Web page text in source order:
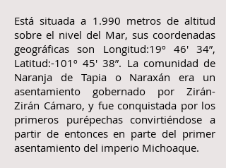
Está situada a 1.990 metros de altitud
sobre el nivel del Mar, sus coordenadas
geográficas son Longitud:19º 46′ 34”,
Latitud:-101º 45′ 38”. La comunidad de
Naranja de Tapia o Naraxán era un
asentamiento gobernado por Zirán-
Zirán Cámaro, y fue conquistada por los
primeros purépechas convirtiéndose a
partir de entonces en parte del primer
asentamiento del imperio Michoaque.